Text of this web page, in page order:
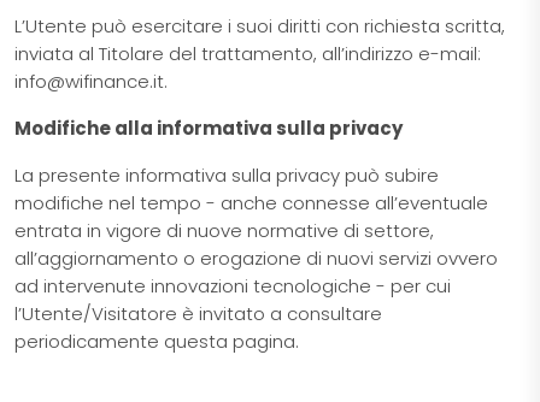
L’Utente può esercitare i suoi diritti con richiesta scritta,
inviata al Titolare del trattamento, all’indirizzo e-mail:
info@wifinance.it.
Modifiche alla informativa sulla privacy
La presente informativa sulla privacy può subire
modifiche nel tempo - anche connesse all’eventuale
entrata in vigore di nuove normative di settore,
all’aggiornamento o erogazione di nuovi servizi ovvero
ad intervenute innovazioni tecnologiche - per cui
l’Utente/Visitatore è invitato a consultare
periodicamente questa pagina.